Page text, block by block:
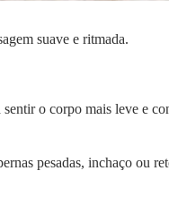
suave e ritmada.
sentir o corpo mais leve e
pesadas, inchaço ou